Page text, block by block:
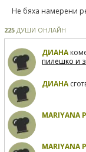
Не бяха намерени
225 ДУШИ ОНЛАЙН
ДИАНА
пилешко и
ДИАНА
MARIYANA
MARIYANA